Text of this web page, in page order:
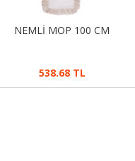
NEMLİ MOP 100 CM
538.68 TL